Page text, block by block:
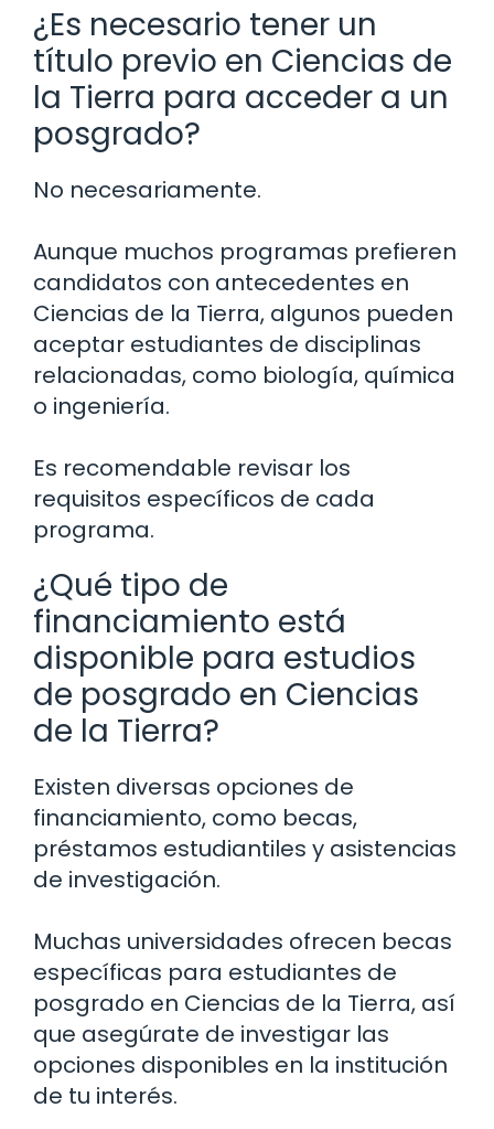
¿Es necesario tener un
título previo en Ciencias de
la Tierra para acceder a un
posgrado?
No necesariamente.
Aunque muchos programas prefieren
candidatos con antecedentes en
Ciencias de la Tierra, algunos pueden
aceptar estudiantes de disciplinas
relacionadas, como biología, química
o ingeniería.
Es recomendable revisar los
requisitos específicos de cada
programa.
¿Qué tipo de
financiamiento está
disponible para estudios
de posgrado en Ciencias
de la Tierra?
Existen diversas opciones de
financiamiento, como becas,
préstamos estudiantiles y asistencias
de investigación.
Muchas universidades ofrecen becas
específicas para estudiantes de
posgrado en Ciencias de la Tierra, así
que asegúrate de investigar las
opciones disponibles en la institución
de tu interés.